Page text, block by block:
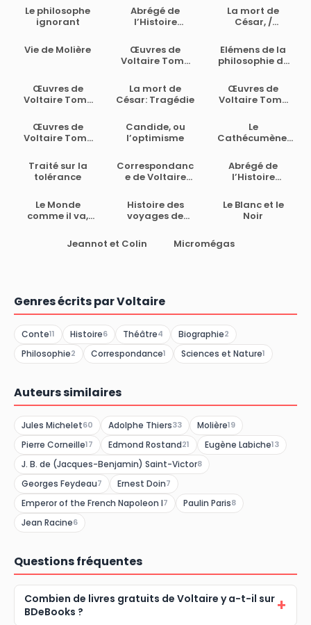
Le philosophe
ignorant
Abrégé de
l’Histoire
depuis
Charlemagne
jusques à
(Tome 1)
La mort de
César, /
trois actes de
Voltaire, avec
les changemens
citoyen Gohier,
ministre de la
Vie de Molière
Œuvres de
Voltaire Tome
Louis XIV.—Tome
I
Elémens de la
philosophie de
portée de tout le
monde
Œuvres de
Voltaire Tome
Louis XIV.—Tome
II
La mort de
César: Tragédie
Œuvres de
Voltaire Tome
Louis XIV.—Tome
II
Œuvres de
Voltaire Tome
Louis XIV.—Tome
I
Candide, ou
l’optimisme
Le
Cathécumène,
chinois
Traité sur la
tolérance
Correspondanc
e de Voltaire
Prusse
Abrégé de
l’Histoire
depuis
Charlemagne
jusques à
(Tome 1)
Le Monde
comme il va,
Babouc
Histoire des
voyages de
Le Blanc et le
Noir
Jeannot et Colin Micromégas
Genres écrits par Voltaire
Conte11 Histoire6 Théâtre4 Biographie2
Philosophie2 Correspondance1 Sciences et Nature1
Auteurs similaires
Jules Michelet60 Adolphe Thiers33 Molière19
Pierre Corneille17 Edmond Rostand21 Eugène Labiche13
J. B. de (Jacques-Benjamin) Saint-Victor8
Georges Feydeau7 Ernest Doin7
Emperor of the French Napoleon I7 Paulin Paris8
Jean Racine6
Questions fréquentes
Combien de livres gratuits de Voltaire y a-t-il sur
BDeBooks ?